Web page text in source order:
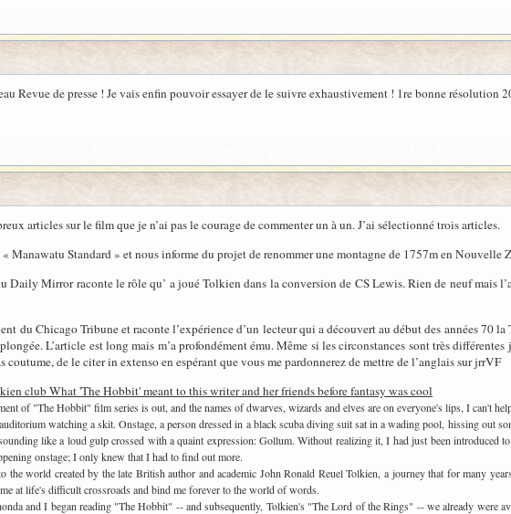
Revue de presse ! Je vais enfin pouvoir essayer de le suivre exhaustivement ! 1re bonne résolution
articles sur le film que je n’ai pas le courage de commenter un à un. J’ai sélectionné trois articles.
« Manawatu Standard » et nous informe du projet de renommer une montagne de 1757m en Nouvelle
Daily Mirror raconte le rôle qu’ a joué Tolkien dans la conversion de CS Lewis. Rien de neuf mais
du Chicago Tribune et raconte l’expérience d’un lecteur qui a découvert au début des années 70
L’article est long mais m’a profondément ému. Même si les circonstances sont très
coutume, de le citer in extenso en espérant que vous me pardonnerez de mettre de l’anglais sur jrrVF
club What 'The Hobbit' meant to this writer and her friends before fantasy was cool
of "The Hobbit" film series is out, and the names of dwarves, wizards and elves are on everyone's lips, I can't
watching a skit. Onstage, a person dressed in a black scuba diving suit sat in a wading pool, hissing out
like a loud gulp crossed with a quaint expression: Gollum. Without realizing it, I had just been
onstage; I only knew that I had to find out more.
the world created by the late British author and academic John Ronald Reuel Tolkien, a journey that for many
at life's difficult crossroads and bind me forever to the world of words.
and I began reading "The Hobbit" -- and subsequently, Tolkien's "The Lord of the Rings" -- we already were